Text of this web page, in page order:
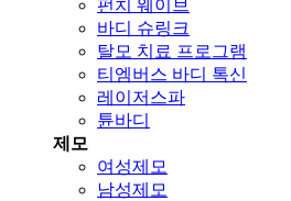
펀치 웨이브
바디 슈링크
탈모 치료 프로그램
티엠버스 바디 톡신
레이저스파
튠바디
제모
여성제모
남성제모